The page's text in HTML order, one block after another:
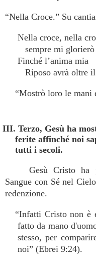
“Nella Croce.” Su
Nella croce, nella
sempre mi glorierò
Finché l’anima mia
Riposo avrà oltre
“Mostrò loro le mani
III. Terzo, Gesù ha
ferite affinché noi
tutti i secoli.
Gesù Cristo
Sangue con Sé nel
redenzione.
“Infatti Cristo non è
fatto da mano
stesso, per
noi” (Ebrei 9:24).